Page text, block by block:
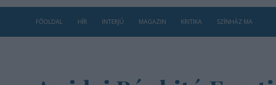
FŐOLDAL HÍR INTERJÚ MAGAZIN KRITIKA SZÍNHÁZ MA